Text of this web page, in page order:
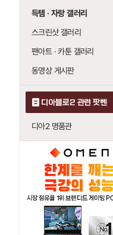
득템 · 자랑 갤러리
스크린샷 갤러리
팬아트 · 카툰 갤러리
동영상 게시판
디아블로2 관련 팟벤
디아2 명품관